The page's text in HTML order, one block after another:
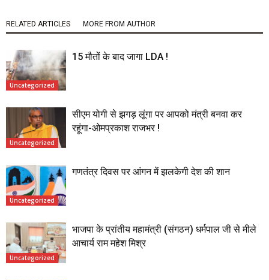
RELATED ARTICLES MORE FROM AUTHOR
Uncategorized
15 मौतों के बाद जागा LDA !
Uncategorized
सीएम योगी से झगड़ लूंगा पर आपको मंत्री बनवा कर
रहूंगा-ओमप्रकाश राजभर !
Uncategorized
गणतंत्र दिवस पर आंगन में झलकेगी देश की शान
Uncategorized
भाजपा के प्रांतीय महामंत्री (संगठन) धर्मपाल जी से मीले
आचार्य राम महेश मिश्र